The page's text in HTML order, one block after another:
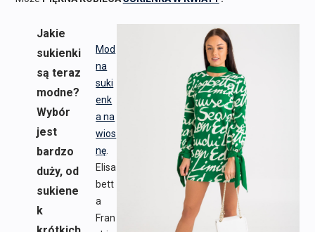
Mod
na
suki
enk
a na
wios
nę
Elisa
bett
a
Fran
Jakie
sukienki
są teraz
modne?
Wybór
jest
bardzo
duży, od
sukiene
k